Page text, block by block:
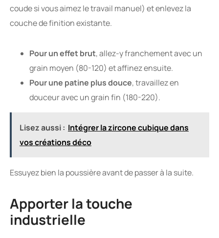
coude si vous aimez le travail manuel) et enlevez la
couche de finition existante.
Pour un effet brut, allez-y franchement avec un
grain moyen (80-120) et affinez ensuite.
Pour une patine plus douce, travaillez en
douceur avec un grain fin (180-220).
Lisez aussi : Intégrer la zircone cubique dans
vos créations déco
Essuyez bien la poussière avant de passer à la suite.
Apporter la touche
industrielle